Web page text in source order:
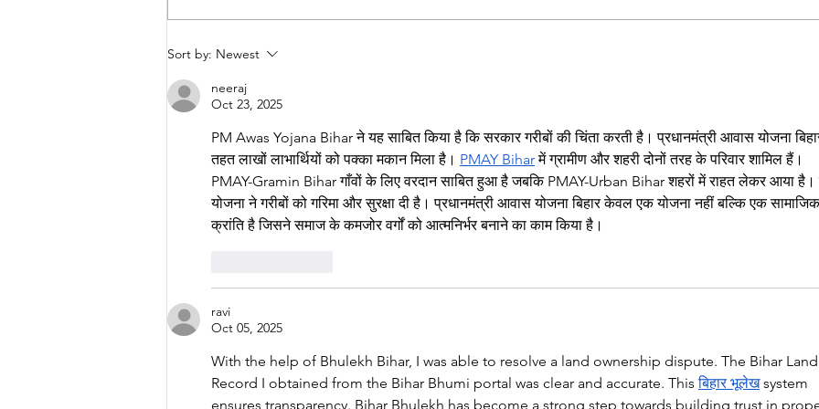
Immuno-Oncology: The
Latest Advances in Cancer
Treatment and Lifestyle
disrupting their outer
Sort by: Newest
neeraj
Oct 23, 2025
PM Awas Yojana Bihar ने यह साबित किया है कि सरकार गरीबों की चिंता करती है। प्रधानमंत्री आवास योजना
तहत लाखों लाभार्थियों को पक्का मकान मिला है। PMAY Bihar में ग्रामीण और शहरी दोनों तरह के परिवार शामिल हैं।
PMAY-Gramin Bihar गाँवों के लिए वरदान साबित हुआ है जबकि PMAY-Urban Bihar शहरों में राहत लेकर आया
योजना ने गरीबों को गरिमा और सुरक्षा दी है। प्रधानमंत्री आवास योजना बिहार केवल एक योजना नहीं बल्कि एक
क्रांति है जिसने समाज के कमजोर वर्गों को आत्मनिर्भर बनाने का काम किया है।
ravi
Oct 05, 2025
With the help of Bhulekh Bihar, I was able to resolve a land ownership dispute. The Bihar Land
Record I obtained from the Bihar Bhumi portal was clear and accurate. This बिहार भूलेख system
ensures transparency. Bihar Bhulekh has become a strong step towards building trust in